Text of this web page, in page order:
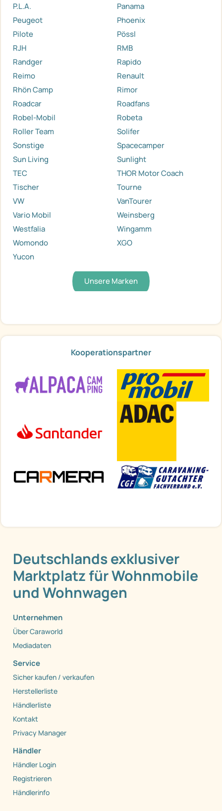
P.L.A.
Panama
Peugeot
Phoenix
Pilote
Pössl
RJH
RMB
Randger
Rapido
Reimo
Renault
Rhön Camp
Rimor
Roadcar
Roadfans
Robel-Mobil
Robeta
Roller Team
Solifer
Sonstige
Spacecamper
Sun Living
Sunlight
TEC
THOR Motor Coach
Tischer
Tourne
VW
VanTourer
Vario Mobil
Weinsberg
Westfalia
Wingamm
Womondo
XGO
Yucon
Unsere Marken
Kooperationspartner
Deutschlands exklusiver
Marktplatz für Wohnmobile
und Wohnwagen
Unternehmen
Über Caraworld
Mediadaten
Service
Sicher kaufen / verkaufen
Herstellerliste
Händlerliste
Kontakt
Privacy Manager
Händler
Händler Login
Registrieren
Händlerinfo